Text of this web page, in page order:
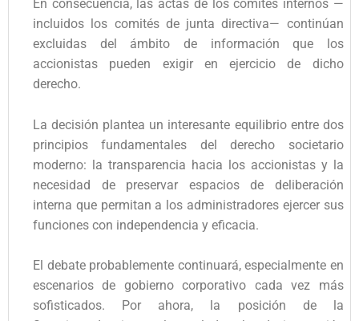
En consecuencia, las actas de los comités internos —
incluidos los comités de junta directiva— continúan
excluidas del ámbito de información que los
accionistas pueden exigir en ejercicio de dicho
derecho.
La decisión plantea un interesante equilibrio entre dos
principios fundamentales del derecho societario
moderno: la transparencia hacia los accionistas y la
necesidad de preservar espacios de deliberación
interna que permitan a los administradores ejercer sus
funciones con independencia y eficacia.
El debate probablemente continuará, especialmente en
escenarios de gobierno corporativo cada vez más
sofisticados. Por ahora, la posición de la